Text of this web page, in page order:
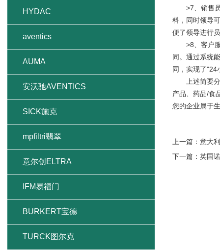
>7、销售员
料，同时领导
便了领导进行
>8、客户服
同。通过系统
同，实现了"24
上述简要分
产品、药品/食
您的企业属于
上一篇： 意大
下一篇： 英国
HYDAC
aventics
AUMA
安沃驰AVENTICS
SICK施克
mpfiltri翡翠
意尔创ELTRA
IFM易福门
BURKERT宝德
TURCK图尔克